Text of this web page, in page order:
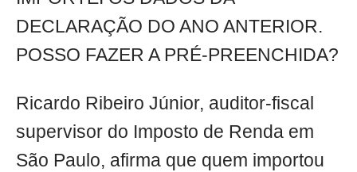
DECLARAÇÃO DO ANO ANTERIOR.
POSSO FAZER A PRÉ-PREENCHIDA?
Ricardo Ribeiro Júnior, auditor-fiscal
supervisor do Imposto de Renda em
São Paulo, afirma que quem importou